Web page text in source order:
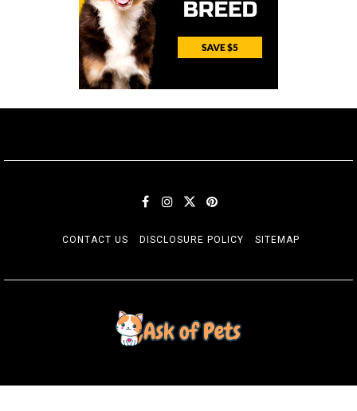
CONTACT US DISCLOSURE POLICY SITEMAP
ASK OF PETS
Andrews Kurth Pets